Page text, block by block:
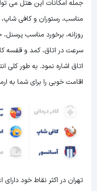
جمله امکانات این هتل می
مناسب، رستوران و کافی
اتاق اشاره نمود. به طور کلی
اقامت خوبی را برای شما به
تهران در اکثر نقاط خود